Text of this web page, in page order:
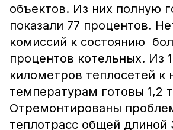
объектов. Из них полную
показали 77 процентов.
комиссий к состоянию
процентов котельных. Из
километров теплосетей к
температурам готовы 1,2
Отремонтированы
теплотрасс общей длиной